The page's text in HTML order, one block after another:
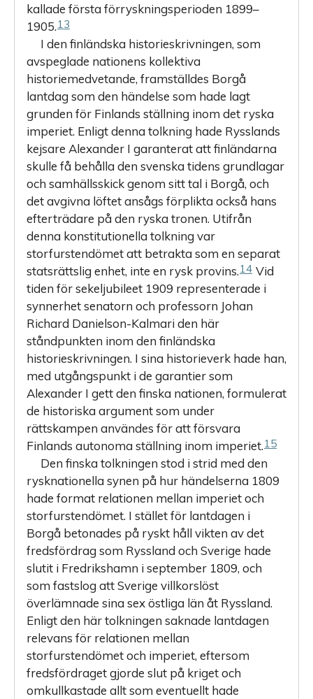
kallade första förrysknings­perioden 1899–
1905.13
I den finländska historieskrivningen, som
avspeglade nationens kollektiva
historiemedvetande, framställdes Borgå
lantdag som den händelse som hade lagt
grunden för Finlands ställning inom det ryska
imperiet. Enligt denna tolkning hade Rysslands
kejsare Alexander I garanterat att finländarna
skulle få behålla den svenska tidens grundlagar
och samhällsskick genom sitt tal i Borgå, och
det avgivna löftet ansågs förplikta också hans
efterträdare på den ryska tronen. Utifrån
denna konstitutionella tolkning var
storfurstendömet att betrakta som en separat
statsrättslig enhet, inte en rysk provins.14 Vid
tiden för sekeljubileet 1909 representerade i
synnerhet senatorn och professorn Johan
Richard Danielson-Kalmari den här
ståndpunkten inom den finländska
historieskrivningen. I sina historieverk hade han,
med utgångspunkt i de garantier som
Alexander I gett den finska nationen, formulerat
de historiska argument som under
rättskampen användes för att försvara
Finlands autonoma ställning inom imperiet.15
Den finska tolkningen stod i strid med den
rysknationella synen på hur händelserna 1809
hade format relationen mellan imperiet och
storfurstendömet. I stället för lantdagen i
Borgå betonades på ryskt håll vikten av det
fredsfördrag som Ryssland och Sverige hade
slutit i Fredrikshamn i september 1809, och
som fastslog att Sverige villkorslöst
överlämnade sina sex östliga län åt Ryssland.
Enligt den här tolkningen saknade lantdagen
relevans för relationen mellan
storfurstendömet och imperiet, eftersom
fredsfördraget gjorde slut på kriget och
omkullkastade allt som eventuellt hade